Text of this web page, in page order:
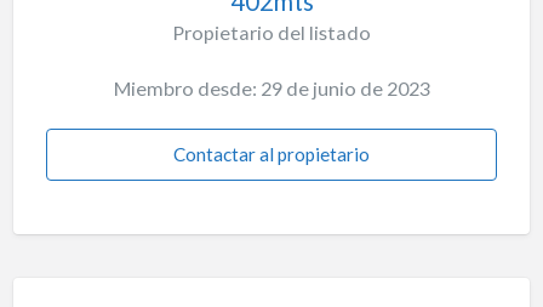
Propietario del listado
Miembro desde: 29 de junio de 2023
Contactar al propietario